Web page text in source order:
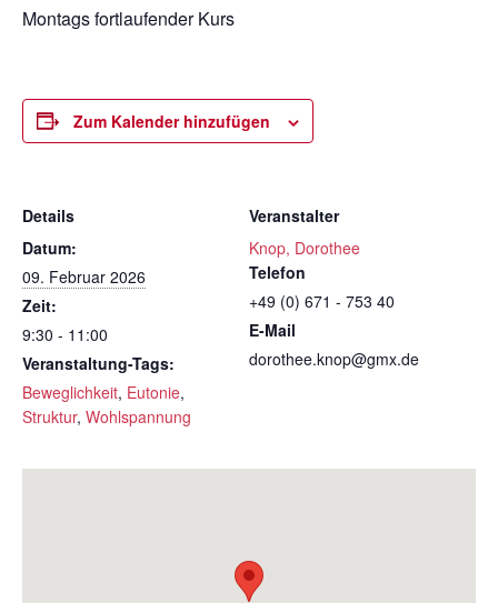
Montags fortlaufender Kurs
Zum Kalender hinzufügen
Details
Datum:
09. Februar 2026
Zeit:
9:30 - 11:00
Veranstaltung-Tags:
Beweglichkeit, Eutonie,
Struktur, Wohlspannung
Veranstalter
Knop, Dorothee
Telefon
+49 (0) 671 - 753 40
E-Mail
dorothee.knop@gmx.de